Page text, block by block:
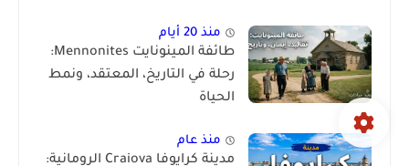
منذ 20 أيام
طائفة المينونايت Mennonites:
رحلة في التاريخ، المعتقد، ونمط
الحياة
منذ عام
مدينة كرايوفا Craiova الرومانية: